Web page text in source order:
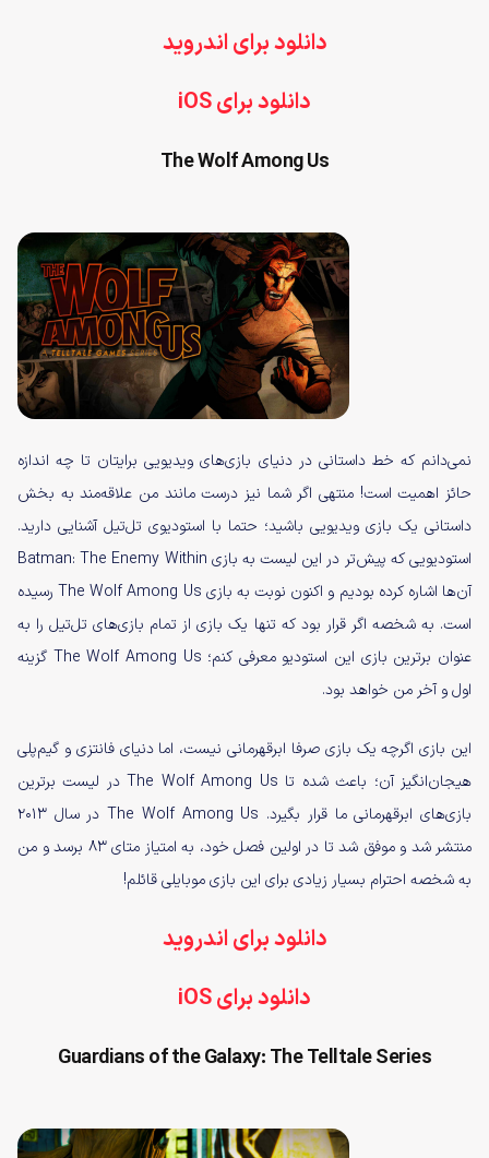
دانلود برای اندروید
دانلود برای iOS
The Wolf Among Us
نمی‌دانم که خط داستانی در دنیای بازی‌های ویدیویی برایتان تا چه اندازه
حائز اهمیت است! منتهی اگر شما نیز درست مانند من علاقه‌مند به بخش
داستانی یک بازی ویدیویی باشید؛ حتما با استودیوی تل‌تیل آشنایی دارید.
استودیویی که پیش‌تر در این لیست به بازی Batman: The Enemy Within
آن‌ها اشاره کرده بودیم و اکنون نوبت به بازی The Wolf Among Us رسیده
است. به شخصه اگر قرار بود که تنها یک بازی از تمام بازی‌های تل‌تیل را به
عنوان برترین بازی این استودیو معرفی کنم؛ The Wolf Among Us گزینه
اول و آخر من خواهد بود.
این بازی اگرچه یک بازی صرفا ابرقهرمانی نیست، اما دنیای فانتزی و گیم‌پلی
هیجان‌انگیز آن؛ باعث شده تا The Wolf Among Us در لیست برترین
بازی‌های ابرقهرمانی ما قرار بگیرد. The Wolf Among Us در سال ۲۰۱۳
منتشر شد و موفق شد تا در اولین فصل خود، به امتیاز متای ۸۳ برسد و من
به شخصه احترام بسیار زیادی برای این بازی موبایلی قائلم!
دانلود برای اندروید
دانلود برای iOS
Guardians of the Galaxy: The Telltale Series